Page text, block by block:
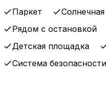
Паркет
Рядом с остановкой
Детская площадка
Система безопасности